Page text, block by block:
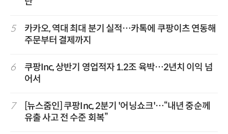
5
카카오, 역대 최대 분기 실적…카톡에 쿠팡이츠 연동해
주문부터 결제까지
6
쿠팡Inc, 상반기 영업적자 1.2조 육박…2년치 이익 넘
어서
7
[뉴스줌인] 쿠팡Inc, 2분기 '어닝쇼크'…“내년 중순께
유출 사고 전 수준 회복”